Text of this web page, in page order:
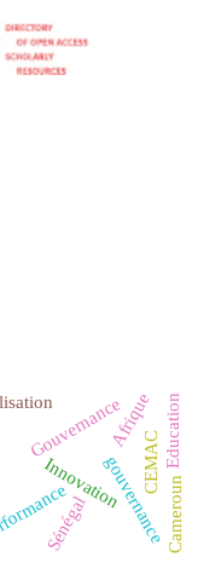
Innovation
Gouvernance
gouvernance
Sénégal Cameroun
Afrique
CEMACEducation